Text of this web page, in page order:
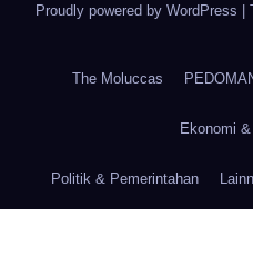
Proudly powered by WordPress |
The Moluccas
Ekonomi
Politik & Pemerintahan